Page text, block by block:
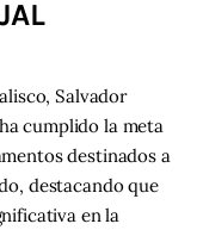
Salvador
cumplido la meta
destinados a
destacando que
en la